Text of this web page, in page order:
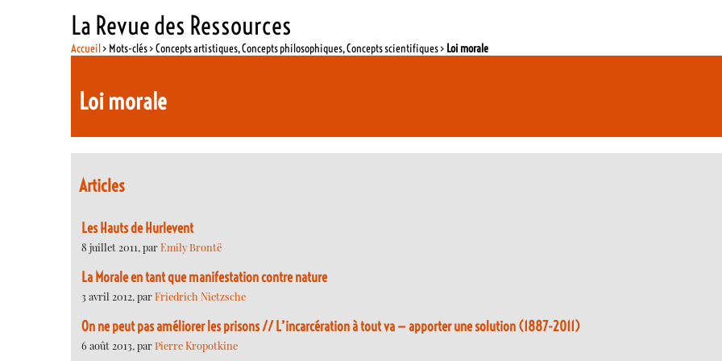
La Revue des Ressources
Accueil> Mots-clés > Concepts artistiques, Concepts philosophiques, Concepts scientifiques > Loi morale
Loi morale
Articles
Les Hauts de Hurlevent
8 juillet 2011, parEmily Brontë
La Morale en tant que manifestation contre nature
3 avril 2012, parFriedrich Nietzsche
On ne peut pas améliorer les prisons // L’incarcération à tout va — apporter une solution (1887-2011)
6 août 2013, parPierre Kropotkine